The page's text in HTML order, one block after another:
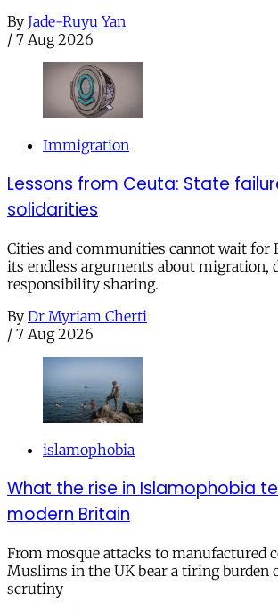
By Jade-Ruyu Yan
/ 7 Aug 2026
Immigration
Lessons from Ceuta: State
solidarities
Cities and communities cannot wait for
its endless arguments about migration,
responsibility sharing.
By Dr Myriam Cherti
/ 7 Aug 2026
islamophobia
What the rise in Islamophobia
modern Britain
From mosque attacks to manufactured
Muslims in the UK bear a tiring burden
scrutiny